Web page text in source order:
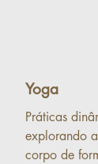
Yoga
Práticas
explorando
corpo de